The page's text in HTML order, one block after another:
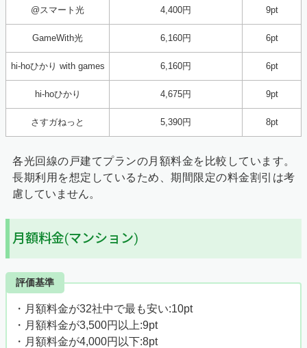
@スマート光 4,400円 9pt
GameWith光 6,160円 6pt
hi-hoひかり with games 6,160円 6pt
hi-hoひかり 4,675円 9pt
さすガねっと 5,390円 8pt
各光回線の戸建てプランの月額料金を比較しています。
長期利用を想定しているため、期間限定の料金割引は考
慮していません。
月額料金(マンション)
評価基準
・月額料金が32社中で最も安い:10pt
・月額料金が3,500円以上:9pt
・月額料金が4,000円以下:8pt